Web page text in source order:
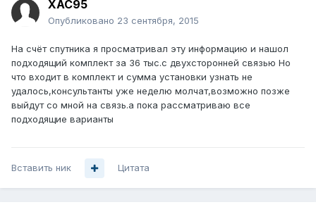
XAC95
Опубликовано 23 сентября, 2015
На счёт спутника я просматривал эту информацию и нашол
подходящий комплект за 36 тыс.с двухсторонней связью Но
что входит в комплект и сумма установки узнать не
удалось,консультанты уже неделю молчат,возможно позже
выйдут со мной на связь.а пока рассматриваю все
подходящие варианты
Вставить ник Цитата